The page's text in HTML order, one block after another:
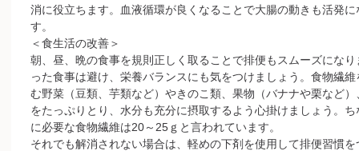
消に役立ちます。血液循環が良くなることで大腸の動きも活発に
す。
＜食生活の改善＞
朝、昼、晩の食事を規則正しく取ることで排便もスムーズになり
った食事は避け、栄養バランスにも気をつけましょう。食物繊維
む野菜（豆類、芋類など）やきのこ類、果物（バナナや栗など）
をたっぷりとり、水分も充分に摂取するよう心掛けましょう。ち
に必要な食物繊維は20～25ｇと言われています。
それでも解消されない場合は、軽めの下剤を使用して排便習慣を